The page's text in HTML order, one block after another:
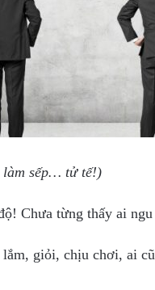
làm sếp… tử tế!)
Chưa từng thấy ai
lắm, giỏi, chịu chơi, ai